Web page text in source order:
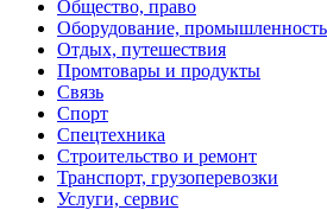
Общество, право
Оборудование, промышленность
Отдых, путешествия
Промтовары и продукты
Связь
Спорт
Спецтехника
Строительство и ремонт
Транспорт, грузоперевозки
Услуги, сервис